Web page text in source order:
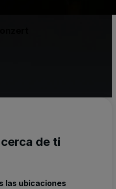
de ti
las ubicaciones